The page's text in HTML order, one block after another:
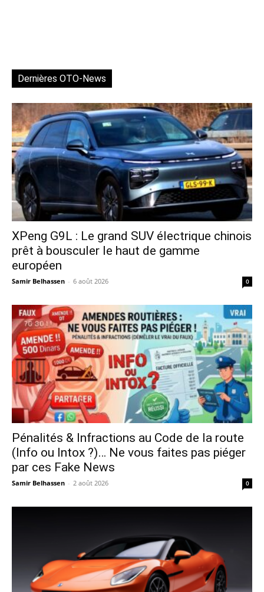
Dernières OTO-News
XPeng G9L : Le grand SUV électrique chinois
prêt à bousculer le haut de gamme
européen
Samir Belhassen - 6 août 2026 0
Pénalités & Infractions au Code de la route
(Info ou Intox ?)… Ne vous faites pas piéger
par ces Fake News
Samir Belhassen - 2 août 2026 0